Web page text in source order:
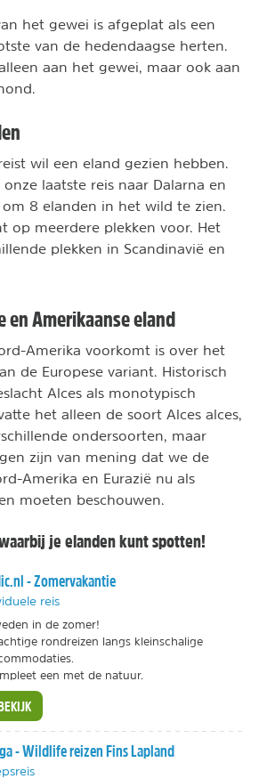
het gewei is afgeplat als een
van de hedendaagse herten.
aan het gewei, maar ook aan
wil een eland gezien hebben.
laatste reis naar Dalarna en
8 elanden in het wild te zien.
op meerdere plekken voor. Het
plekken in Scandinavië en
en Amerikaanse eland
Amerika voorkomt is over het
de Europese variant. Historisch
Alces als monotypisch
het alleen de soort Alces alces,
ondersoorten, maar
zijn van mening dat we de
Amerika en Eurazië nu als
moeten beschouwen.
je elanden kunt spotten!
- Zomervakantie
reis
in de zomer!
rondreizen langs kleinschalige
een met de natuur.
- Wildlife reizen Fins Lapland